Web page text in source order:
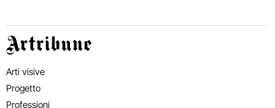
Artribune
Arti visive
Progetto
Professioni